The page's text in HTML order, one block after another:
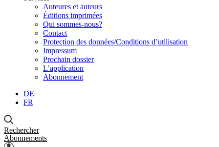
Auteures et auteurs
Éditions imprimées
Qui sommes-nous?
Contact
Protection des données/Conditions d’utilisation
Impressum
Prochain dossier
L’application
Abonnement
DE
FR
Rechercher
Abonnements